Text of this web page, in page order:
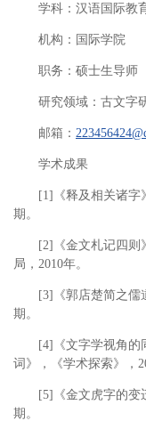
学科：汉语国际教
机构：国际学院
职务：硕士生导师
研究领域：古文字
邮箱：
学术成果
[1]《释及相关诸字
期。
[2]《金文札记四则
局，2010年。
[3]《郭店楚简之儒
期。
[4]《文字学视角
词》，《学术探索》，
[5]《金文虎字的变
期。